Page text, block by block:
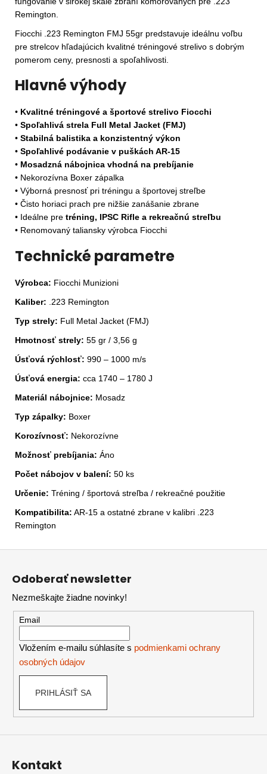
Remington.
Fiocchi .223 Remington FMJ 55gr predstavuje ideálnu voľbu
pre strelcov hľadajúcich kvalitné tréningové strelivo s dobrým
pomerom ceny, presnosti a spoľahlivosti.
Hlavné výhody
• Kvalitné tréningové a športové strelivo Fiocchi
• Spoľahlivá strela Full Metal Jacket (FMJ)
• Stabilná balistika a konzistentný výkon
• Spoľahlivé podávanie v puškách AR-15
• Mosadzná nábojnica vhodná na prebíjanie
• Nekorozívna Boxer zápalka
• Výborná presnosť pri tréningu a športovej streľbe
• Čisto horiaci prach pre nižšie zanášanie zbrane
• Ideálne pre tréning, IPSC Rifle a rekreačnú streľbu
• Renomovaný taliansky výrobca Fiocchi
Technické parametre
Výrobca: Fiocchi Munizioni
Kaliber: .223 Remington
Typ strely: Full Metal Jacket (FMJ)
Hmotnosť strely: 55 gr / 3,56 g
Úsťová rýchlosť: 990 – 1000 m/s
Úsťová energia: cca 1740 – 1780 J
Materiál nábojnice: Mosadz
Typ zápalky: Boxer
Korozívnosť: Nekorozívne
Možnosť prebíjania: Áno
Počet nábojov v balení: 50 ks
Určenie: Tréning / športová streľba / rekreačné použitie
Kompatibilita: AR-15 a ostatné zbrane v kalibri .223
Remington
Odoberať newsletter
Nezmeškajte žiadne novinky!
Email
Vložením e-mailu súhlasíte s podmienkami ochrany
osobných údajov
PRIHLÁSIŤ SA
Kontakt